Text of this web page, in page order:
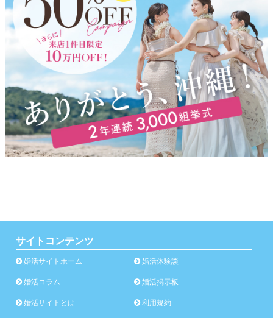
で、手軽にきちんとした出会いを探せるところだとは思いま
す。
サイトコンテンツ
婚活サイトホーム 婚活体験談
婚活コラム 婚活掲示板
婚活サイトとは 利用規約